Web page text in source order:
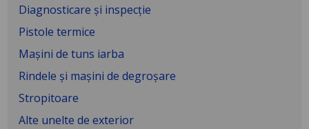
Diagnosticare și inspecție
Pistole termice
Mașini de tuns iarba
Rindele și mașini de degroșare
Stropitoare
Alte unelte de exterior